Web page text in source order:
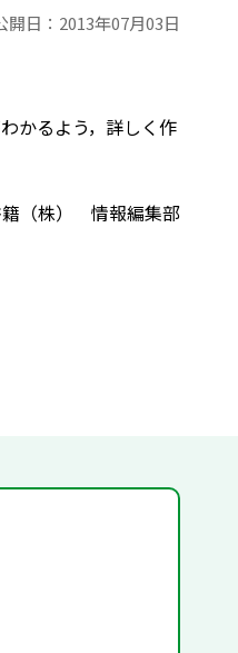
開日： 2013年07月03日
かるよう，詳しく作
籍（株） 情報編集部